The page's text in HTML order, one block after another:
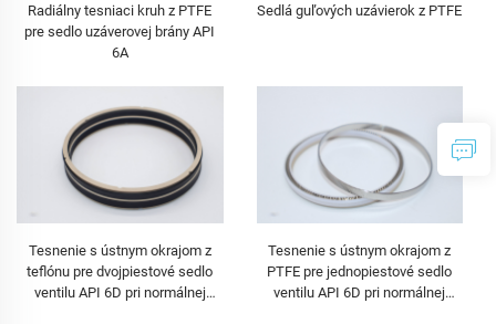
Radiálny tesniaci kruh z PTFE
pre sedlo uzáverovej brány API
6A
Sedlá guľových uzávierok z PTFE
Tesnenie s ústnym okrajom z
teflónu pre dvojpiestové sedlo
ventilu API 6D pri normálnej
Tesnenie s ústnym okrajom z
PTFE pre jednopiestové sedlo
ventilu API 6D pri normálnej